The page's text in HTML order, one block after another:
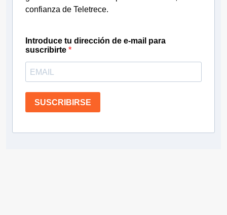
confianza de Teletrece.
Introduce tu dirección de e-mail para
suscribirte
SUSCRIBIRSE